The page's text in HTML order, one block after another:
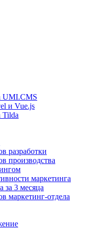
UMI.CMS
и Vue.js
Tilda
разработки
производства
маркетинга
за 3 месяца
маркетинг-отдела